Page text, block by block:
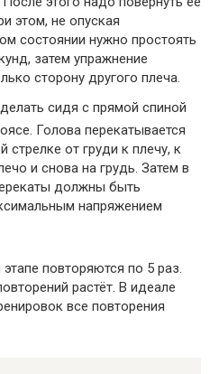
этом, не опуская
состоянии нужно простоять
затем упражнение
сторону другого плеча.
сидя с прямой спиной
Голова перекатывается
стрелке от груди к плечу, к
и снова на грудь. Затем в
должны быть
напряжением
повторяются по 5 раз.
растёт. В идеале
все повторения